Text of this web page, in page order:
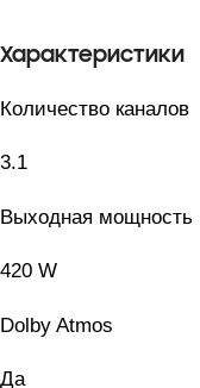
Характеристики
Количество каналов
3.1
Выходная мощность
420 W
Dolby Atmos
Да